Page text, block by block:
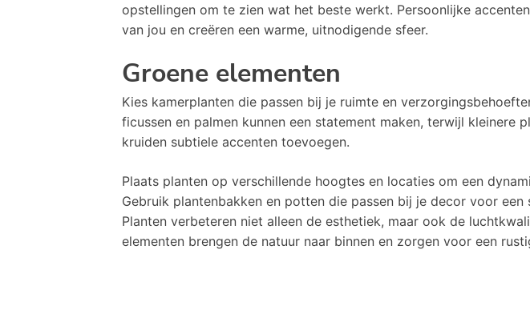
opstellingen om te zien wat het beste werkt. Persoonlijke
van jou en creëren een warme, uitnodigende sfeer.
Groene elementen
Kies kamerplanten die passen bij je ruimte en
ficussen en palmen kunnen een statement maken, terwijl kleinere
kruiden subtiele accenten toevoegen.
Plaats planten op verschillende hoogtes en locaties om een
Gebruik plantenbakken en potten die passen bij je decor voor een
Planten verbeteren niet alleen de esthetiek, maar ook de
elementen brengen de natuur naar binnen en zorgen voor een